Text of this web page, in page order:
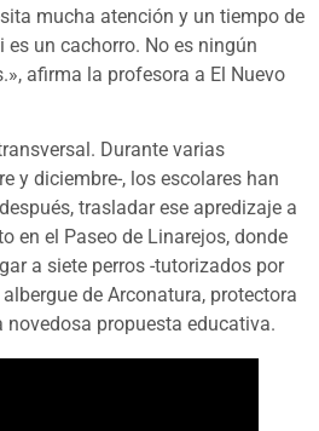
mucha atención y un tiempo de
un cachorro. No es ningún
afirma la profesora a El Nuevo
Durante varias
y diciembre-, los escolares han
trasladar ese apredizaje a
en el Paseo de Linarejos, donde
a siete perros -tutorizados por
de Arconatura, protectora
novedosa propuesta educativa.